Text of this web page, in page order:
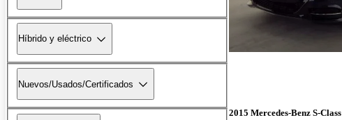
Híbrido y eléctrico
Nuevos/Usados/Certificados
2015 Mercedes-Benz S-Class